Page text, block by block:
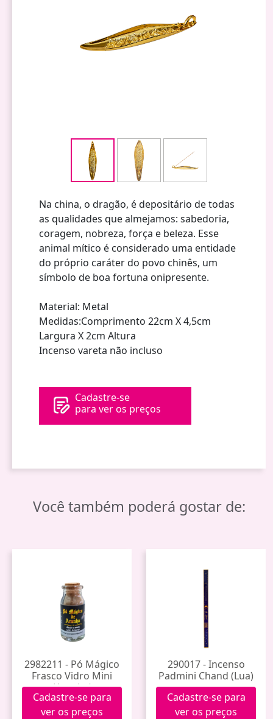
Na china, o dragão, é depositário de todas
as qualidades que almejamos: sabedoria,
coragem, nobreza, força e beleza. Esse
animal mítico é considerado uma entidade
do próprio caráter do povo chinês, um
símbolo de boa fortuna onipresente.
Material: Metal
Medidas:Comprimento 22cm X 4,5cm
Largura X 2cm Altura
Incenso vareta não incluso
Cadastre-se
para ver os preços
Você também poderá gostar de:
2982211 - Pó Mágico
Frasco Vidro Mini
(Aranha)
Cadastre-se para
ver os preços
290017 - Incenso
Padmini Chand (Lua)
Cadastre-se para
ver os preços